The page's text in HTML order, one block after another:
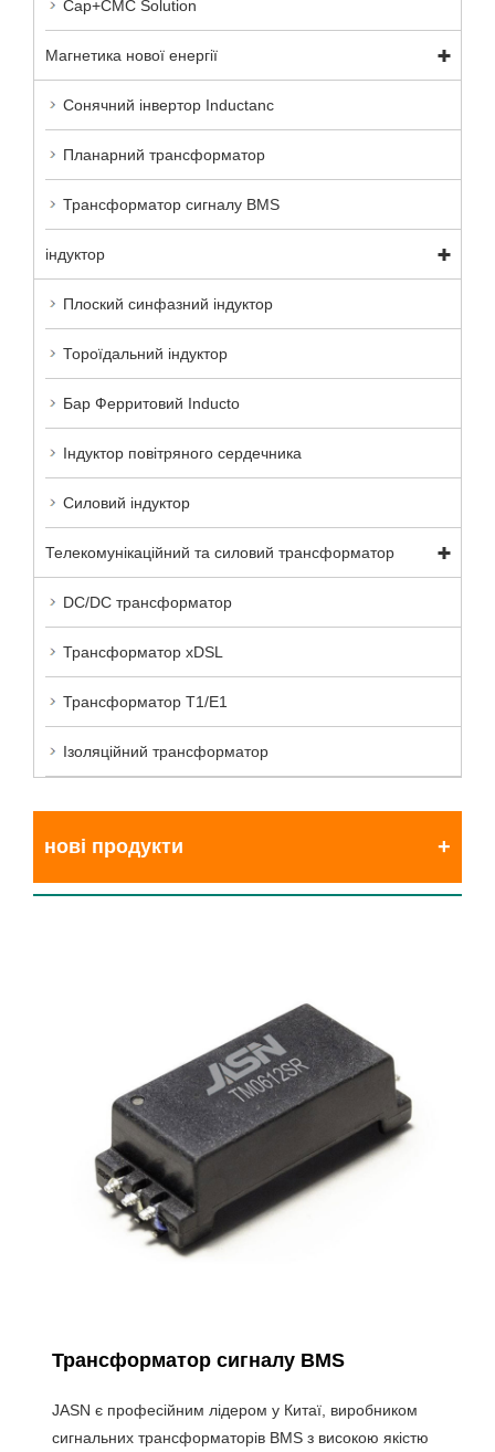
Cap+CMC Solution
Магнетика нової енергії
Сонячний інвертор Inductanc
Планарний трансформатор
Трансформатор сигналу BMS
індуктор
Плоский синфазний індуктор
Тороїдальний індуктор
Бар Ферритовий Inducto
Індуктор повітряного сердечника
Силовий індуктор
Телекомунікаційний та силовий трансформатор
DC/DC трансформатор
Трансформатор xDSL
Трансформатор T1/E1
Ізоляційний трансформатор
нові продукти
Трансформатор сигналу BMS
JASN є професійним лідером у Китаї, виробником
сигнальних трансформаторів BMS з високою якістю